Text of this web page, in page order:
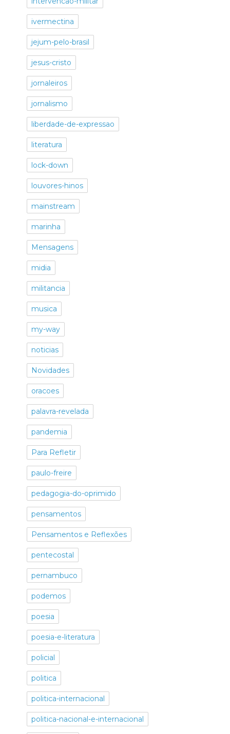
ivermectina
jejum-pelo-brasil
jesus-cristo
jornaleiros
jornalismo
liberdade-de-expressao
literatura
lock-down
louvores-hinos
mainstream
marinha
Mensagens
midia
militancia
musica
my-way
noticias
Novidades
oracoes
palavra-revelada
pandemia
Para Refletir
paulo-freire
pedagogia-do-oprimido
pensamentos
Pensamentos e Reflexões
pentecostal
pernambuco
podemos
poesia
poesia-e-literatura
policial
politica
politica-internacional
politica-nacional-e-internacional